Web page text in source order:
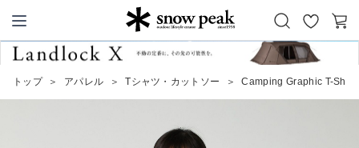
Snow Peak
お
気
カ
トップ ＞ アパレル ＞ Tシャツ・カットソー ＞ Camping Graphic T-Shirt